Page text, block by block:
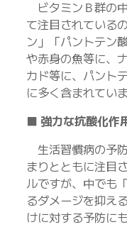
ビタミンＢ群の
て注目されている
ン」「パントテン
や赤身の魚等に、
カド等に、パント
に多く含まれていま
■ 強力な抗酸化作
生活習慣病の予
まりとともに注目
ルですが、中でも
るダメージを抑え
けに対する予防に